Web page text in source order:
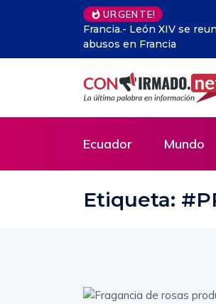
URGENTE!
China refuerza control a
Ecuador Mundo
Etiqueta: